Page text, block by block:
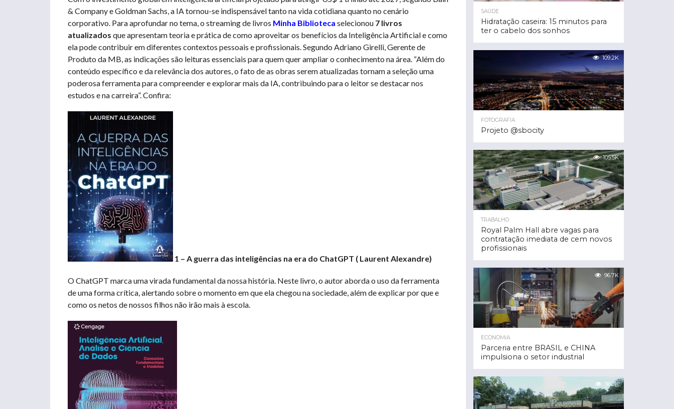
& Company e Goldman Sachs, a IA tornou-se indispensável tanto na vida cotidiana quanto no cenário
corporativo. Para aprofundar no tema, o streaming de livros Minha Biblioteca selecionou 7 livros
atualizados que apresentam teoria e prática de como aproveitar os benefícios da Inteligência Artificial e como
ela pode contribuir em diferentes contextos pessoais e profissionais. Segundo Adriano Girelli, Gerente de
Produto da MB, as indicações são leituras essenciais para quem quer ampliar o conhecimento na área. “Além do
conteúdo específico e da relevância dos autores, o fato de as obras serem atualizadas tornam a seleção uma
poderosa ferramenta para compreender e explorar mais da IA, contribuindo para o leitor se destacar nos
estudos e na carreira”. Confira:
1 – A guerra das inteligências na era do ChatGPT ( Laurent Alexandre)
O ChatGPT marca uma virada fundamental da nossa história. Neste livro, o autor aborda o uso da ferramenta
de uma forma crítica, alertando sobre o momento em que ela chegou na sociedade, além de explicar por que e
como os netos de nossos filhos não irão mais à escola.
SAÚDE
Hidratação caseira: 15 minutos para
ter o cabelo dos sonhos
109.2K
FOTOGRAFIA
Projeto @sbocity
105.5K
TRABALHO
Royal Palm Hall abre vagas para
contratação imediata de cem novos
profissionais
96.7K
ECONOMIA
Parceria entre BRASIL e CHINA
impulsiona o setor industrial
96.3K